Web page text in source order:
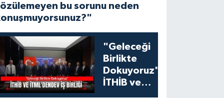
bu sorunu neden
"Geleceği
Birlikte
Dokuyoruz":
İTHİB ve